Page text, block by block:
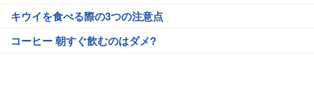
キウイを食べる際の3つの注意点
コーヒー 朝すぐ飲むのはダメ?